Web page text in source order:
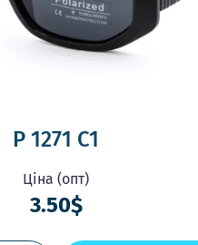
P 1271 C1
Ціна (опт)
3.50$